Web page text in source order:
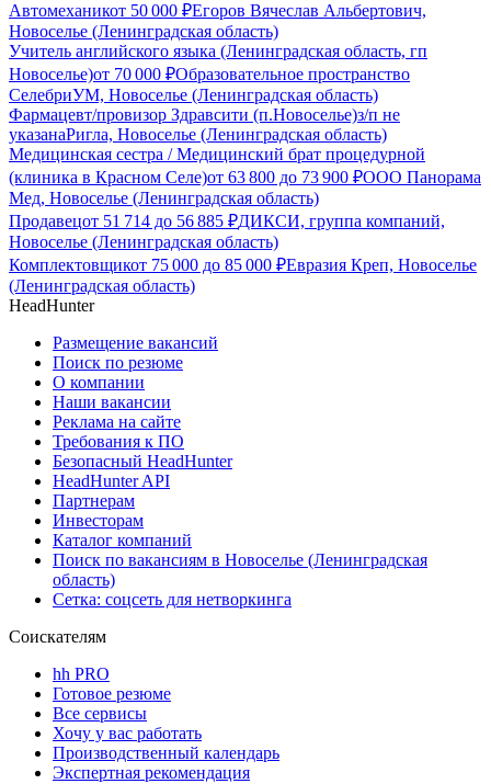
Автомеханикот 50 000 ₽Егоров Вячеслав Альбертович,
Новоселье (Ленинградская область)
Учитель английского языка (Ленинградская область, гп
Новоселье)от 70 000 ₽Образовательное пространство
СелебриУМ, Новоселье (Ленинградская область)
Фармацевт/провизор Здравсити (п.Новоселье)з/п не
указанаРигла, Новоселье (Ленинградская область)
Медицинская сестра / Медицинский брат процедурной
(клиника в Красном Селе)от 63 800 до 73 900 ₽ООО Панорама
Мед, Новоселье (Ленинградская область)
Продавецот 51 714 до 56 885 ₽ДИКСИ, группа компаний,
Новоселье (Ленинградская область)
Комплектовщикот 75 000 до 85 000 ₽Евразия Креп, Новоселье
(Ленинградская область)
HeadHunter
Размещение вакансий
Поиск по резюме
О компании
Наши вакансии
Реклама на сайте
Требования к ПО
Безопасный HeadHunter
HeadHunter API
Партнерам
Инвесторам
Каталог компаний
Поиск по вакансиям в Новоселье (Ленинградская
область)
Сетка: соцсеть для нетворкинга
Соискателям
hh PRO
Готовое резюме
Все сервисы
Хочу у вас работать
Производственный календарь
Экспертная рекомендация